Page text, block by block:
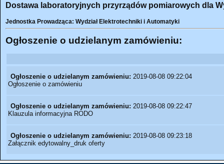
Dostawa laboratoryjnych przyrządów pomiarowych dla
Jednostka Prowadząca: Wydział Elektrotechniki i Automatyki
Ogłoszenie o udzielanym zamówieniu:
Ogłoszenie o udzielanym zamówieniu: 2019-08-08 09:22:04
Ogłoszenie o zamówieniu
Ogłoszenie o udzielanym zamówieniu: 2019-08-08 09:22:47
Klauzula informacyjna RODO
Ogłoszenie o udzielanym zamówieniu: 2019-08-08 09:23:18
Załącznik edytowalny_druk oferty